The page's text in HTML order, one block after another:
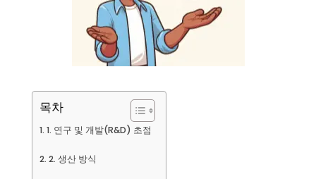
목차
1. 연구 및 개발(R&D) 초점
2. 생산 방식